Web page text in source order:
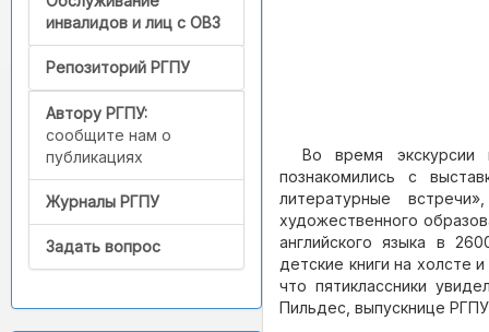
инвалидов и лиц с ОВЗ
Репозиторий РГПУ
Автору РГПУ:
сообщите нам о
публикациях
Журналы РГПУ
Задать вопрос
Во время
познакомились с
литературные
художественного
английского языка в
детские книги на холсте
что пятиклассники
Пильдес, выпускнице